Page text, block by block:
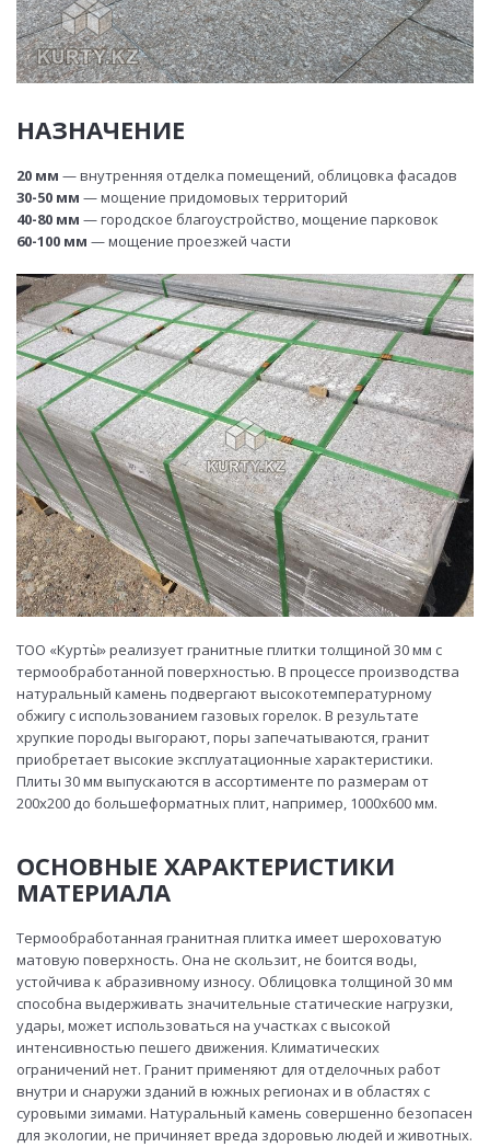
НАЗНАЧЕНИЕ
20 мм — внутренняя отделка помещений, облицовка фасадов
30-50 мм — мощение придомовых территорий
40-80 мм — городское благоустройство, мощение парковок
60-100 мм — мощение проезжей части
ТОО «Курты̀» реализует гранитные плитки толщиной 30 мм с
термообработанной поверхностью. В процессе производства
натуральный камень подвергают высокотемпературному
обжигу с использованием газовых горелок. В результате
хрупкие породы выгорают, поры запечатываются, гранит
приобретает высокие эксплуатационные характеристики.
Плиты 30 мм выпускаются в ассортименте по размерам от
200х200 до большеформатных плит, например, 1000х600 мм.
ОСНОВНЫЕ ХАРАКТЕРИСТИКИ
МАТЕРИАЛА
Термообработанная гранитная плитка имеет шероховатую
матовую поверхность. Она не скользит, не боится воды,
устойчива к абразивному износу. Облицовка толщиной 30 мм
способна выдерживать значительные статические нагрузки,
удары, может использоваться на участках с высокой
интенсивностью пешего движения. Климатических
ограничений нет. Гранит применяют для отделочных работ
внутри и снаружи зданий в южных регионах и в областях с
суровыми зимами. Натуральный камень совершенно безопасен
для экологии, не причиняет вреда здоровью людей и животных.